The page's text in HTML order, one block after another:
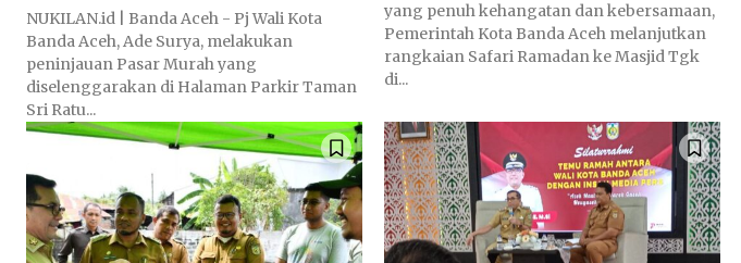
NUKILAN.id | Banda Aceh - Pj Wali Kota
Banda Aceh, Ade Surya, melakukan
peninjauan Pasar Murah yang
diselenggarakan di Halaman Parkir Taman
Sri Ratu...
yang penuh kehangatan dan kebersamaan,
Pemerintah Kota Banda Aceh melanjutkan
rangkaian Safari Ramadan ke Masjid Tgk
di...